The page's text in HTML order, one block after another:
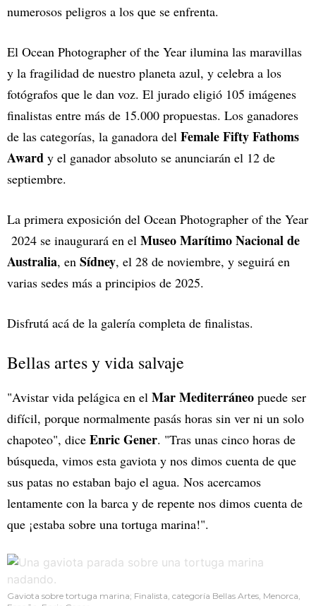
numerosos peligros a los que se enfrenta.
El Ocean Photographer of the Year ilumina las maravillas
y la fragilidad de nuestro planeta azul, y celebra a los
fotógrafos que le dan voz. El jurado eligió 105 imágenes
finalistas entre más de 15.000 propuestas. Los ganadores
de las categorías, la ganadora del Female Fifty Fathoms
Award y el ganador absoluto se anunciarán el 12 de
septiembre.
La primera exposición del Ocean Photographer of the Year
2024 se inaugurará en el Museo Marítimo Nacional de
Australia, en Sídney, el 28 de noviembre, y seguirá en
varias sedes más a principios de 2025.
Disfrutá acá de la galería completa de finalistas.
Bellas artes y vida salvaje
"Avistar vida pelágica en el Mar Mediterráneo puede ser
difícil, porque normalmente pasás horas sin ver ni un solo
chapoteo", dice Enric Gener. "Tras unas cinco horas de
búsqueda, vimos esta gaviota y nos dimos cuenta de que
sus patas no estaban bajo el agua. Nos acercamos
lentamente con la barca y de repente nos dimos cuenta de
que ¡estaba sobre una tortuga marina!".
Gaviota sobre tortuga marina; Finalista, categoría Bellas Artes, Menorca,